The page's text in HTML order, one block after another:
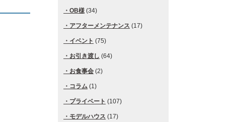
OB様 (34)
アフターメンテナンス (17)
イベント (75)
お引き渡し (64)
お食事会 (2)
コラム (1)
プライベート (107)
モデルハウス (17)